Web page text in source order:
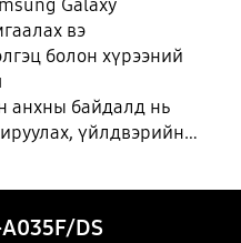
Galaxy
вэ
болон хүрээний
анхны байдалд нь
үйлдвэрийн
DS